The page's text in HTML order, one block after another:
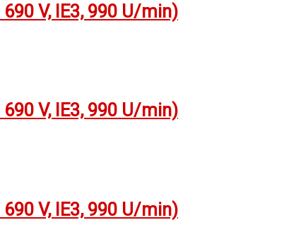
V, IE3, 990 U/min)
V, IE3, 990 U/min)
V, IE3, 990 U/min)